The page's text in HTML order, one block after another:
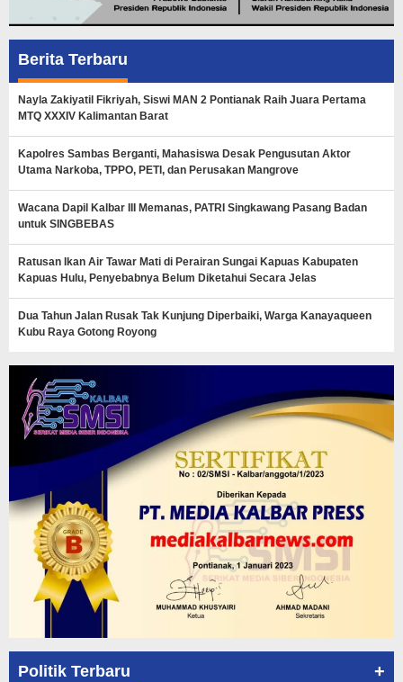
Berita Terbaru
Nayla Zakiyatil Fikriyah, Siswi MAN 2 Pontianak Raih Juara Pertama
MTQ XXXIV Kalimantan Barat
Kapolres Sambas Berganti, Mahasiswa Desak Pengusutan Aktor
Utama Narkoba, TPPO, PETI, dan Perusakan Mangrove
Wacana Dapil Kalbar III Memanas, PATRI Singkawang Pasang Badan
untuk SINGBEBAS
Ratusan Ikan Air Tawar Mati di Perairan Sungai Kapuas Kabupaten
Kapuas Hulu, Penyebabnya Belum Diketahui Secara Jelas
Dua Tahun Jalan Rusak Tak Kunjung Diperbaiki, Warga Kanayaqueen
Kubu Raya Gotong Royong
Politik Terbaru +